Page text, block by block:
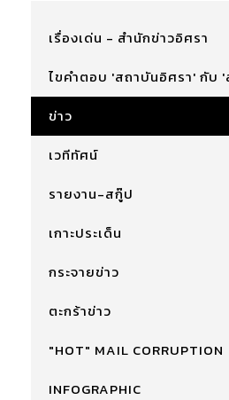
เรื่องเด่น - สำนักข่าวอิศรา
ไขคำตอบ 'สถาบันอิศรา' กับ
ข่าว
เวทีทัศน์
รายงาน-สกู๊ป
เกาะประเด็น
กระจายข่าว
ตะกร้าข่าว
"HOT" MAIL CORRUPTION
INFOGRAPHIC